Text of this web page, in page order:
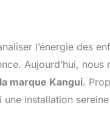
l’énergie des
Aujourd’hui,
marque Kangui.
une installation